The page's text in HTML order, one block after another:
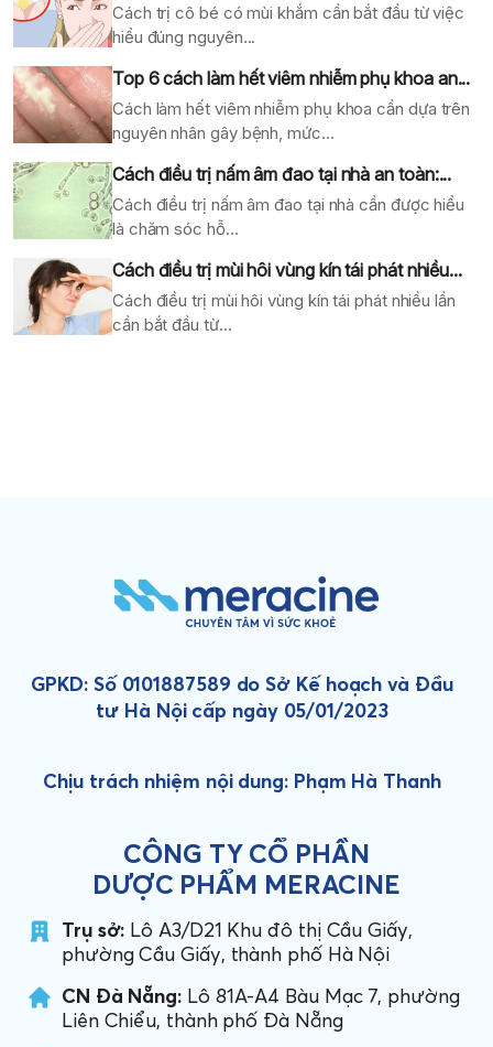
Cách trị cô bé có mùi khắm cần bắt đầu từ việc
hiểu đúng nguyên...
Top 6 cách làm hết viêm nhiễm phụ khoa an...
Cách làm hết viêm nhiễm phụ khoa cần dựa trên
nguyên nhân gây bệnh, mức...
Cách điều trị nấm âm đao tại nhà an toàn:...
Cách điều trị nấm âm đao tại nhà cần được hiểu
là chăm sóc hỗ...
Cách điều trị mùi hôi vùng kín tái phát nhiều...
Cách điều trị mùi hôi vùng kín tái phát nhiều lần
cần bắt đầu từ...
GPKD: Số 0101887589 do Sở Kế hoạch và Đầu
tư Hà Nội cấp ngày 05/01/2023
Chịu trách nhiệm nội dung: Phạm Hà Thanh
CÔNG TY CỔ PHẦN
DƯỢC PHẨM MERACINE
Trụ sở: Lô A3/D21 Khu đô thị Cầu Giấy,
phường Cầu Giấy, thành phố Hà Nội
CN Đà Nẵng: Lô 81A-A4 Bàu Mạc 7, phường
Liên Chiểu, thành phố Đà Nẵng